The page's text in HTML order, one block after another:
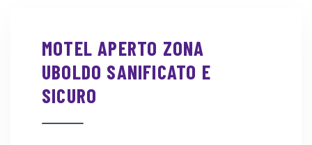
MOTEL APERTO ZONA
UBOLDO SANIFICATO E
SICURO